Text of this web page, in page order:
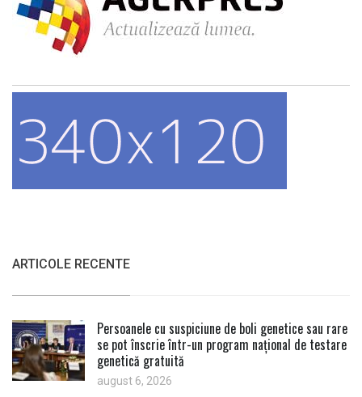
ARTICOLE RECENTE
Persoanele cu suspiciune de boli genetice sau rare
se pot înscrie într-un program național de testare
genetică gratuită
august 6, 2026